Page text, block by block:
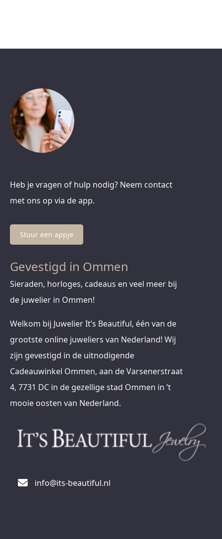
Heb je vragen of hulp nodig? Neem contact
met ons op via de app.
Stuur een appje
Gevestigd in Ommen
Sieraden, horloges, cadeaus en veel meer bij
de juwelier in Ommen!
Welkom bij Juwelier It’s Beautiful, één van de
grootste online juweliers van Nederland! Wij
zijn gevestigd in de uitnodigende
Cadeauwinkel Ommen, aan de Varsenerstraat
4, 7731 DC in de gezellige stad Ommen in ’t
mooie oosten van Nederland.
info@its-beautiful.nl